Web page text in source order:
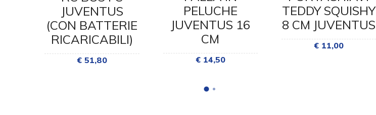
JUVENTUS
(CON BATTERIE
RICARICABILI)
€ 51,80
PELUCHE
JUVENTUS 16
CM
€ 14,50
TEDDY SQUISHY
8 CM JUVENTUS
€ 11,00